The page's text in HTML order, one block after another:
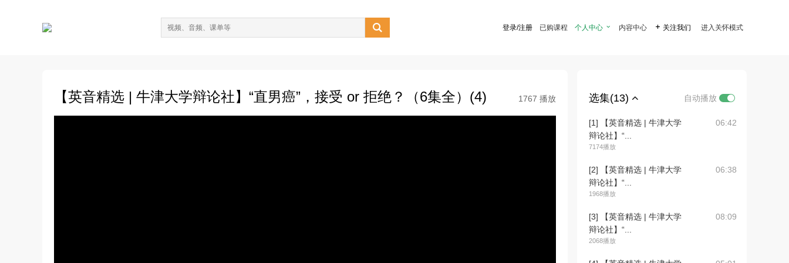
 登录/注册 已购课程 个人中心  内容中心  关注我们 进入关怀模式
【英音精选 | 牛津大学辩论社】“直男癌”，接受 or 拒绝？（6集全）(4) 1767 播放 选集(13) 自动播放
[1] 【英音精选 | 牛津大学
辩论社】“...
7174播放
06:42
[2] 【英音精选 | 牛津大学
辩论社】“...
1968播放
06:38
[3] 【英音精选 | 牛津大学
辩论社】“...
2068播放
08:09